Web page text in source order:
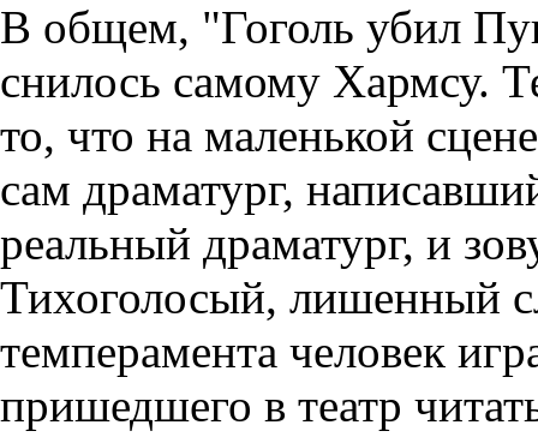
В общем, "Гоголь убил
снилось самому Хармсу.
то, что на маленькой
сам драматург,
реальный драматург, и
Тихоголосый, лишенный
темперамента человек
пришедшего в театр